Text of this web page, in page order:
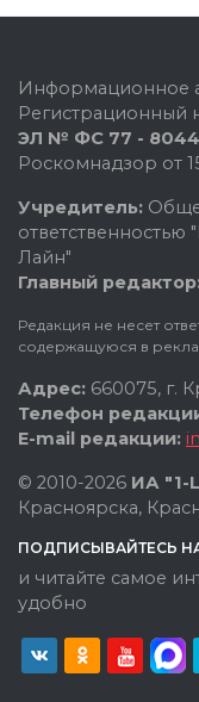
Информационное
ЭЛ № ФС 77 -
Роскомнадзор от
Учредитель:
Лайн"
Главный
Редакция не несет
содержащуюся в
Адрес: 660075, г.
Телефон
E-mail редакции:
© 2010-2026 ИА "1-
Красноярска,
ПОДПИСЫВАЙТЕСЬ
и читайте самое
удобно